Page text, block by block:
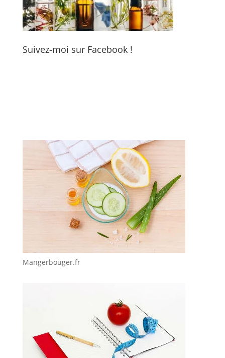
Suivez-moi sur Facebook !
Mangerbouger.fr